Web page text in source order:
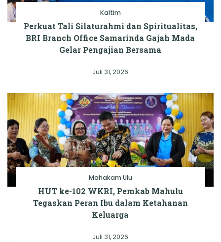
Kaltim
Perkuat Tali Silaturahmi dan Spiritualitas,
BRI Branch Office Samarinda Gajah Mada
Gelar Pengajian Bersama
Juli 31, 2026
Mahakam Ulu
HUT ke-102 WKRI, Pemkab Mahulu
Tegaskan Peran Ibu dalam Ketahanan
Keluarga
Juli 31, 2026